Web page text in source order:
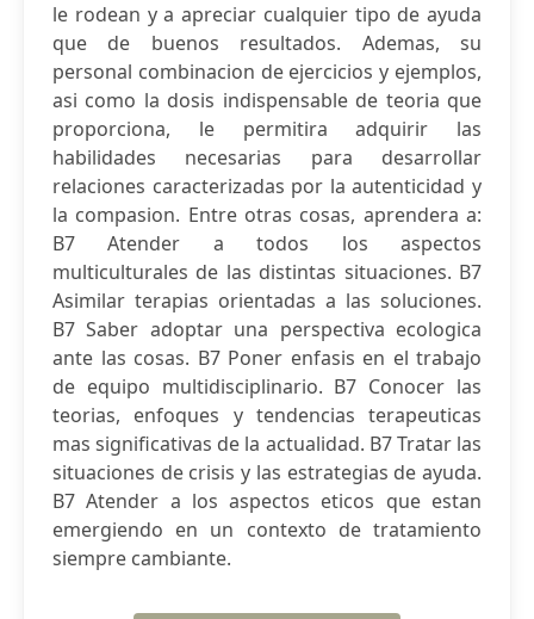
le rodean y a apreciar cualquier tipo de ayuda
que de buenos resultados. Ademas, su
personal combinacion de ejercicios y ejemplos,
asi como la dosis indispensable de teoria que
proporciona, le permitira adquirir las
habilidades necesarias para desarrollar
relaciones caracterizadas por la autenticidad y
la compasion. Entre otras cosas, aprendera a:
B7 Atender a todos los aspectos
multiculturales de las distintas situaciones. B7
Asimilar terapias orientadas a las soluciones.
B7 Saber adoptar una perspectiva ecologica
ante las cosas. B7 Poner enfasis en el trabajo
de equipo multidisciplinario. B7 Conocer las
teorias, enfoques y tendencias terapeuticas
mas significativas de la actualidad. B7 Tratar las
situaciones de crisis y las estrategias de ayuda.
B7 Atender a los aspectos eticos que estan
emergiendo en un contexto de tratamiento
siempre cambiante.